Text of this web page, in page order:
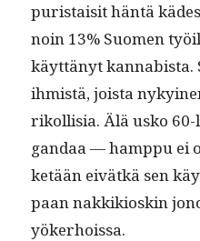
puris­taisit hän­tä
noin 13% Suomen
käyt­tänyt kannabista.
ihmistä, joista
rikol­lisia. Älä usko
gan­daa — hamp­pu ei
ketään eivätkä sen
paan nakkikioskin
yökerhoissa.